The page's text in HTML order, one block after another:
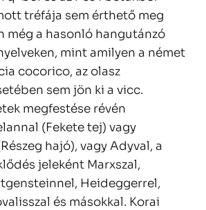
tréfája sem érthető meg
még a hasonló hangutánzó
mint amilyen a német
cocorico, az olasz
sem jön ki a vicc.
megfestése révén
(Fekete tej) vagy
hajó), vagy Adyval, a
jeleként Marxszal,
Heideggerrel,
és másokkal. Korai